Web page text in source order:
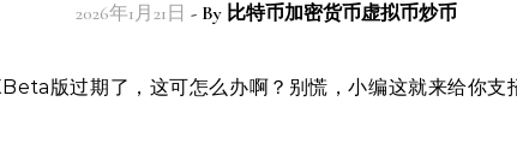
2026年1月21日 - By 比特币加密货币虚拟币炒币